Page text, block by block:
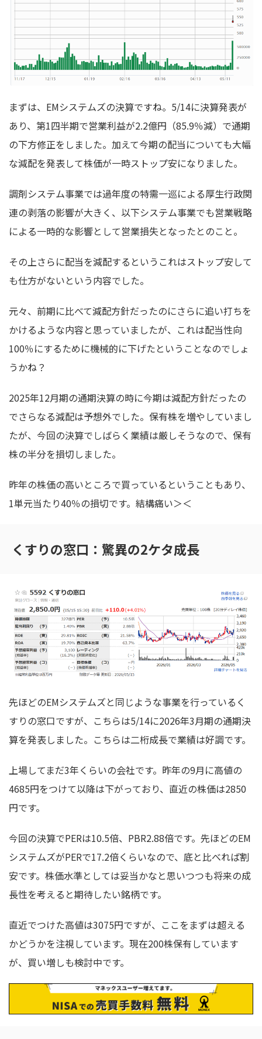
まずは、EMシステムズの決算ですね。5/14に決算発表が
あり、第1四半期で営業利益が2.2億円（85.9％減）で通期
の下方修正をしました。加えて今期の配当についても大幅
な減配を発表して株価が一時ストップ安になりました。
調剤システム事業では過年度の特需一巡による厚生行政関
連の剥落の影響が大きく、以下システム事業でも営業戦略
による一時的な影響として営業損失となったとのこと。
その上さらに配当を減配するというこれはストップ安して
も仕方がないという内容でした。
元々、前期に比べて減配方針だったのにさらに追い打ちを
かけるような内容と思っていましたが、これは配当性向
100％にするために機械的に下げたということなのでしょ
うかね？
2025年12月期の通期決算の時に今期は減配方針だったの
でさらなる減配は予想外でした。保有株を増やしていまし
たが、今回の決算でしばらく業績は厳しそうなので、保有
株の半分を損切しました。
昨年の株価の高いところで買っているということもあり、
1単元当たり40％の損切です。結構痛い＞＜
くすりの窓口：驚異の2ケタ成長
先ほどのEMシステムズと同じような事業を行っているく
すりの窓口ですが、こちらは5/14に2026年3月期の通期決
算を発表しました。こちらは二桁成長で業績は好調です。
上場してまだ3年くらいの会社です。昨年の9月に高値の
4685円をつけて以降は下がっており、直近の株価は2850
円です。
今回の決算でPERは10.5倍、PBR2.88倍です。先ほどのEM
システムズがPERで17.2倍くらいなので、底と比べれば割
安です。株価水準としては妥当かなと思いつつも将来の成
長性を考えると期待したい銘柄です。
直近でつけた高値は3075円ですが、ここをまずは超える
かどうかを注視しています。現在200株保有しています
が、買い増しも検討中です。